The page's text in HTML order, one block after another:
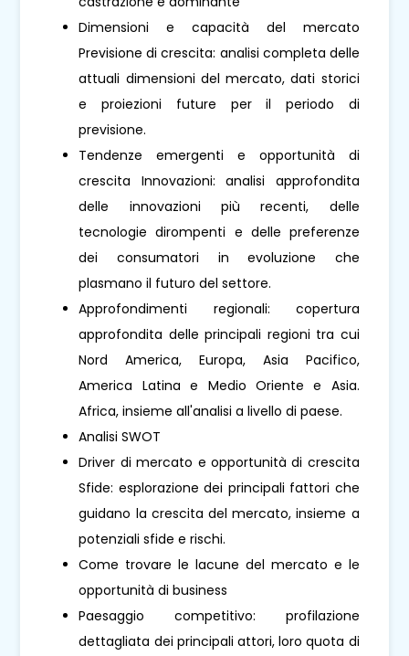
Dimensioni e capacità del mercato
Previsione di crescita: analisi completa delle
attuali dimensioni del mercato, dati storici
e proiezioni future per il periodo di
previsione.
Tendenze emergenti e opportunità di
crescita Innovazioni: analisi approfondita
delle innovazioni più recenti, delle
tecnologie dirompenti e delle preferenze
dei consumatori in evoluzione che
plasmano il futuro del settore.
Approfondimenti regionali: copertura
approfondita delle principali regioni tra cui
Nord America, Europa, Asia Pacifico,
America Latina e Medio Oriente e Asia.
Africa, insieme all'analisi a livello di paese.
Analisi SWOT
Driver di mercato e opportunità di crescita
Sfide: esplorazione dei principali fattori che
guidano la crescita del mercato, insieme a
potenziali sfide e rischi.
Come trovare le lacune del mercato e le
opportunità di business
Paesaggio competitivo: profilazione
dettagliata dei principali attori, loro quota di